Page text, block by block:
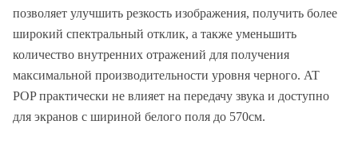
позволяет улучшить резкость изображения, получить более
широкий спектральный отклик, а также уменьшить
количество внутренних отражений для получения
максимальной производительности уровня черного. AT
POP практически не влияет на передачу звука и доступно
для экранов с шириной белого поля до 570см.